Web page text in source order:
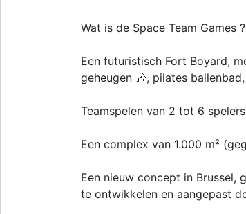
Wat is de Space Team Games
Een futuristisch Fort Boyard,
geheugen 🎶, pilates
Teamspelen van 2 tot 6
Een complex van 1.000 m²
Een nieuw concept in
te ontwikkelen en aangepast